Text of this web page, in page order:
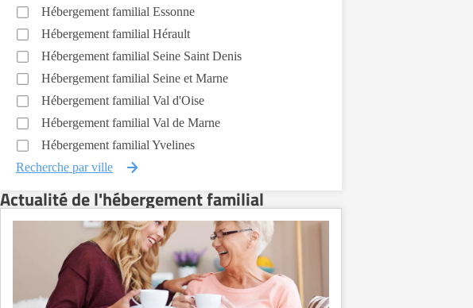
Hébergement familial Essonne
Hébergement familial Hérault
Hébergement familial Seine Saint Denis
Hébergement familial Seine et Marne
Hébergement familial Val d'Oise
Hébergement familial Val de Marne
Hébergement familial Yvelines
Recherche par ville
Actualité de l'hébergement familial